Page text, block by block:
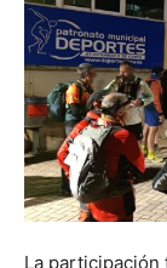
La participación